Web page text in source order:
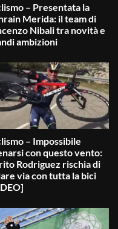
– Presentata la
Merida: il team di
Nibali tra novità e
ambizioni
– Impossibile
con questo vento:
Rodriguez rischia di
via con tutta la bici